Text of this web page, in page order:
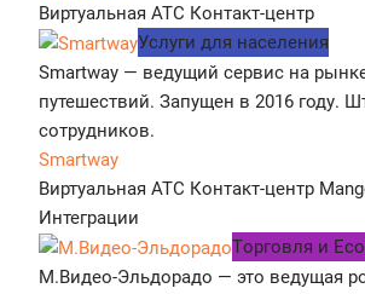
Виртуальная АТС Контакт-центр
Услуги для населения
Smartway — ведущий сервис на
путешествий. Запущен в 2016 году.
сотрудников.
Smartway
Виртуальная АТС Контакт-центр
Интеграции
Tорговля и
М.Видео-Эльдорадо — это ведущая